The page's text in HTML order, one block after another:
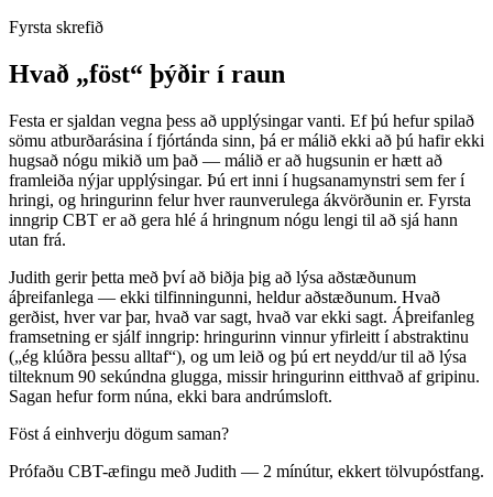
Fyrsta skrefið
Hvað „föst“ þýðir í raun
Festa er sjaldan vegna þess að upplýsingar vanti. Ef þú hefur spilað
sömu atburðarásina í fjórtánda sinn, þá er málið ekki að þú hafir ekki
hugsað nógu mikið um það — málið er að hugsunin er hætt að
framleiða nýjar upplýsingar. Þú ert inni í hugsanamynstri sem fer í
hringi, og hringurinn felur hver raunverulega ákvörðunin er. Fyrsta
inngrip CBT er að gera hlé á hringnum nógu lengi til að sjá hann
utan frá.
Judith gerir þetta með því að biðja þig að lýsa aðstæðunum
áþreifanlega — ekki tilfinningunni, heldur aðstæðunum. Hvað
gerðist, hver var þar, hvað var sagt, hvað var ekki sagt. Áþreifanleg
framsetning er sjálf inngrip: hringurinn vinnur yfirleitt í abstraktinu
(„ég klúðra þessu alltaf“), og um leið og þú ert neydd/ur til að lýsa
tilteknum 90 sekúndna glugga, missir hringurinn eitthvað af gripinu.
Sagan hefur form núna, ekki bara andrúmsloft.
Föst á einhverju dögum saman?
Prófaðu CBT-æfingu með Judith — 2 mínútur, ekkert tölvupóstfang.